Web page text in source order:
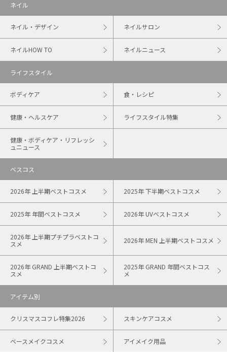
ネイル
ネイル・デザイン ネイルサロン
ネイルHOW TO ネイルニュース
ライフスタイル
ボディケア 食・レシピ
健康・ヘルスケア ライフスタイル特集
健康・ボディケア・リフレッシ
ュニュース
ベスコス
2026年 上半期ベストコスメ 2025年 下半期ベストコスメ
2025年 年間ベストコスメ 2026年 UVベストコスメ
2026年 上半期プチプラベストコ
スメ
2026年 MEN 上半期ベストコスメ
2026年 GRAND 上半期ベストコ
スメ
2025年 GRAND 年間ベストコス
メ
アイテム別
クリスマスコフレ特集2026 スキンケアコスメ
ベースメイクコスメ アイメイク用品